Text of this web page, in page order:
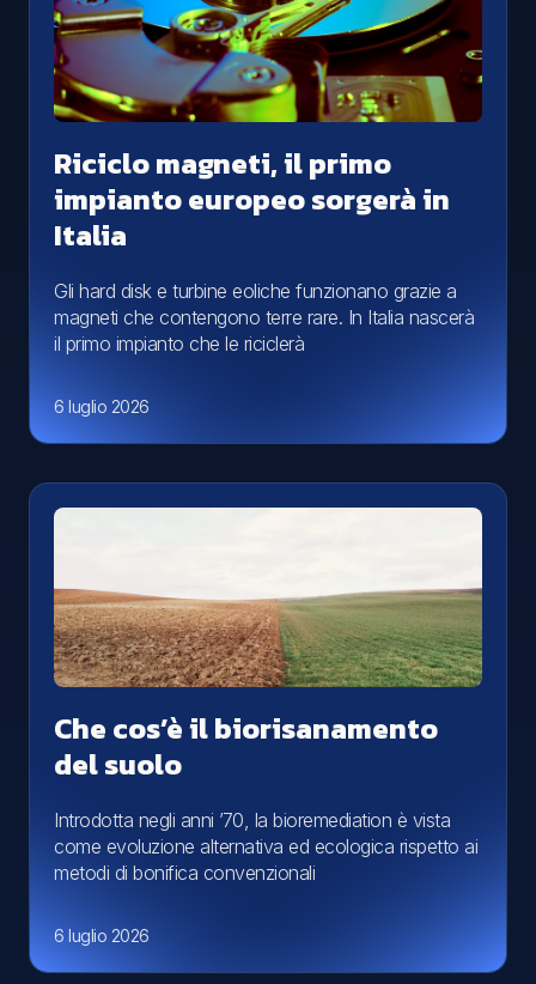
Riciclo magneti, il primo
impianto europeo sorgerà in
Italia
Gli hard disk e turbine eoliche funzionano grazie a
magneti che contengono terre rare. In Italia nascerà
il primo impianto che le riciclerà
6 luglio 2026
Che cos’è il biorisanamento
del suolo
Introdotta negli anni ’70, la bioremediation è vista
come evoluzione alternativa ed ecologica rispetto ai
metodi di bonifica convenzionali
6 luglio 2026